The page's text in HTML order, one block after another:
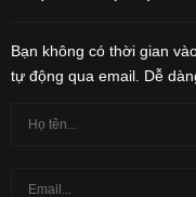
Bạn không có thời gian
tự động qua email. Dễ